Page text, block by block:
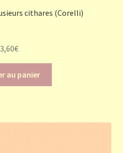
cithares (Corelli)
3,60€
au panier